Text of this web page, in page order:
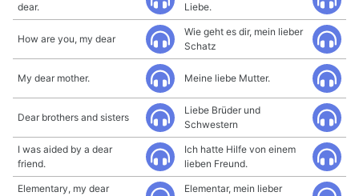
dear.
Liebe.
How are you, my dear
Wie geht es dir, mein lieber
Schatz
My dear mother. Meine liebe Mutter.
Dear brothers and sisters
Liebe Brüder und
Schwestern
I was aided by a dear
friend.
Ich hatte Hilfe von einem
lieben Freund.
Elementary, my dear
Elementar, mein lieber